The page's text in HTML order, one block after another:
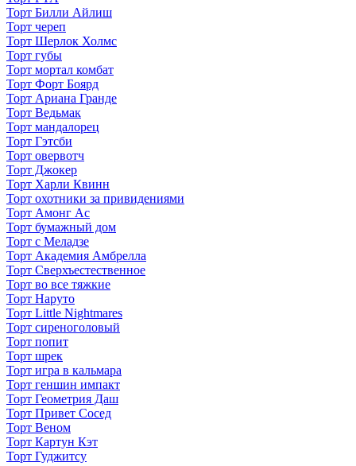
Торт Билли Айлиш
Торт череп
Торт Шерлок Холмс
Торт губы
Торт мортал комбат
Торт Форт Боярд
Торт Ариана Гранде
Торт Ведьмак
Торт мандалорец
Торт Гэтсби
Торт овервотч
Торт Джокер
Торт Харли Квинн
Торт охотники за привидениями
Торт Амонг Ас
Торт бумажный дом
Торт с Меладзе
Торт Академия Амбрелла
Торт Сверхъестественное
Торт во все тяжкие
Торт Наруто
Торт Little Nightmares
Торт сиреноголовый
Торт попит
Торт шрек
Торт игра в кальмара
Торт геншин импакт
Торт Геометрия Даш
Торт Привет Сосед
Торт Веном
Торт Картун Кэт
Торт Гуджитсу